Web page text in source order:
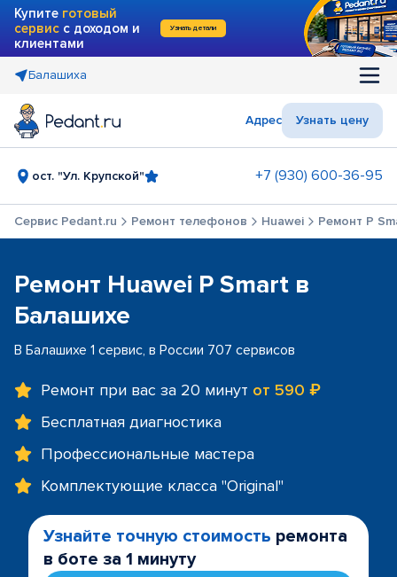
Купите готовый
сервис с доходом и
клиентами
Узнать детали
Балашиха
Адрес Узнать цену
ост. "Ул. Крупской" +7 (930) 600-36-95
Сервис Pedant.ru Ремонт телефонов Huawei Ремонт P
Ремонт Huawei P Smart в
Балашихе
В Балашихе 1 сервис, в России 707 сервисов
Ремонт при вас за 20 минут от 590 ₽
Бесплатная диагностика
Профессиональные мастера
Комплектующие класса "Original"
Узнайте точную стоимость ремонта
в боте за 1 минуту